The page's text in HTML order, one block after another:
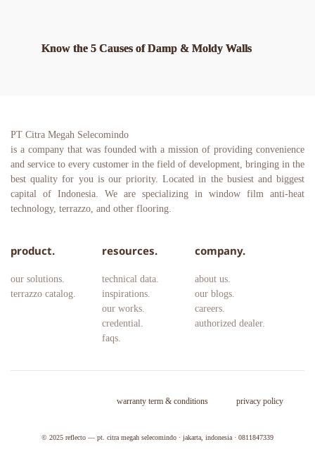
Know the 5 Causes of Damp & Moldy Walls
PT Citra Megah Selecomindo
is a company that was founded with a mission of providing convenience
and service to every customer in the field of development, bringing in the
best quality for you is our priority. Located in the busiest and biggest
capital of Indonesia. We are specializing in window film anti-heat
technology, terrazzo, and other flooring.
product.
our solutions.
terrazzo catalog.
resources.
technical data.
inspirations.
our works.
credential.
faqs.
company.
about us.
our blogs.
careers.
authorized dealer.
© 2025 reflecto — pt. citra megah selecomindo · jakarta, indonesia · 0811847339
privacy policy
warranty term & conditions